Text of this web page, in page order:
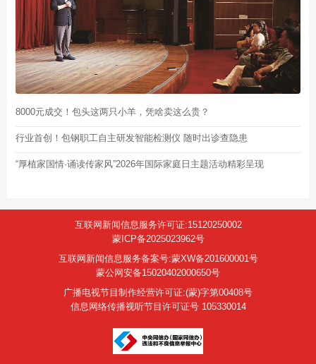
8000元成交！包头这两只小羊，凭啥卖这么贵？
行业首创！包钢职工自主研发智能检测仪 随时出诊查隐患
“厚植家国情·诵读传家风”2026年国际家庭日主题活动精彩呈现
互联网新闻信息服务许可证:15120250002
蒙ICP备2025023962号
互联网新闻信息服务备案号:蒙XW备201600001号
蒙公网安备15020402000650号
广播电视节目制作经营许可证:(蒙)字第00408号
信息网络传播视听节目许可证号 105330014